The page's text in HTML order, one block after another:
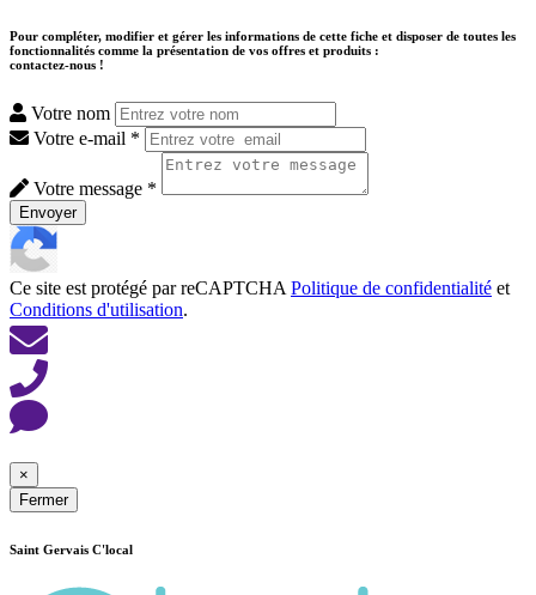
Pour compléter, modifier et gérer les informations de cette fiche et disposer de toutes les
fonctionnalités comme la présentation de vos offres et produits :
contactez-nous !
Votre nom
Votre e-mail *
Votre message *
Envoyer
Ce site est protégé par reCAPTCHA Politique de confidentialité et
Conditions d'utilisation.
×
Fermer
Saint Gervais C'local